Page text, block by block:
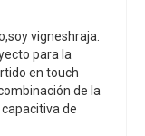
vigneshraja.
para la
en touch
de la
de